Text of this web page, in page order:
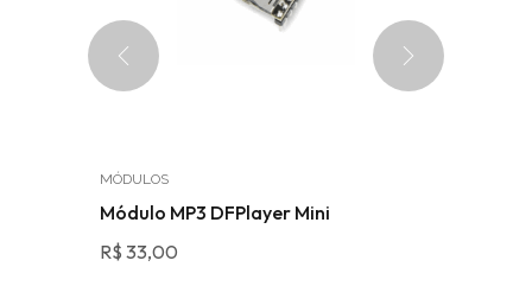
MÓDULOS
Módulo MP3 DFPlayer Mini
R$ 33,00